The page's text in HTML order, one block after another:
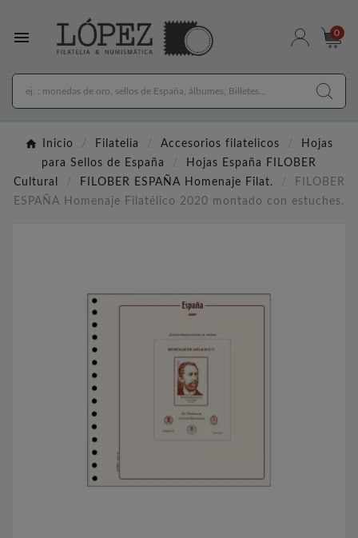
 0
Inicio Filatelia Accesorios filatelicos
Hojas
para Sellos de España
Hojas España FILOBER
Cultural
FILOBER ESPAÑA Homenaje Filat.
FILOBER
ESPAÑA Homenaje Filatélico 2020 montado con estuches.